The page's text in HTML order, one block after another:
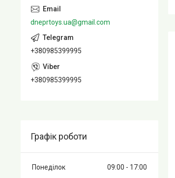
dneprtoys.ua@gmail.com
+380985399995
+380985399995
Графік роботи
Понеділок 09:00
17:00